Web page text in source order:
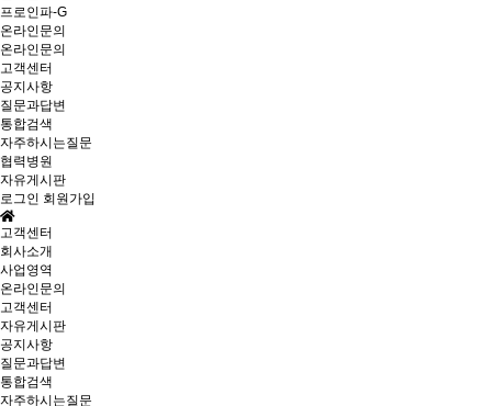
프로인파-G
온라인문의
온라인문의
고객센터
공지사항
질문과답변
통합검색
자주하시는질문
협력병원
자유게시판
로그인 회원가입
고객센터
회사소개
사업영역
온라인문의
고객센터
자유게시판
공지사항
질문과답변
통합검색
자주하시는질문